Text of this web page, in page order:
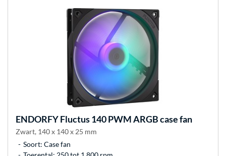
ENDORFYFluctus 140 PWM ARGB case fan
Zwart, 140 x 140 x 25 mm
Soort: Case fan